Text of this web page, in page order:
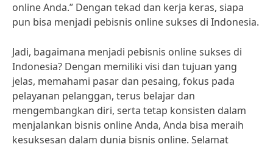
online Anda.” Dengan tekad dan kerja keras, siapa
pun bisa menjadi pebisnis online sukses di Indonesia.
Jadi, bagaimana menjadi pebisnis online sukses di
Indonesia? Dengan memiliki visi dan tujuan yang
jelas, memahami pasar dan pesaing, fokus pada
pelayanan pelanggan, terus belajar dan
mengembangkan diri, serta tetap konsisten dalam
menjalankan bisnis online Anda, Anda bisa meraih
kesuksesan dalam dunia bisnis online. Selamat